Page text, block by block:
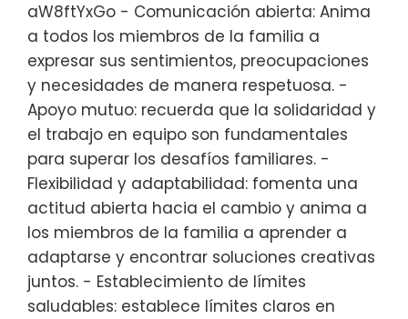
aW8ftYxGo - Comunicación abierta: Anima
a todos los miembros de la familia a
expresar sus sentimientos, preocupaciones
y necesidades de manera respetuosa. -
Apoyo mutuo: recuerda que la solidaridad y
el trabajo en equipo son fundamentales
para superar los desafíos familiares. -
Flexibilidad y adaptabilidad: fomenta una
actitud abierta hacia el cambio y anima a
los miembros de la familia a aprender a
adaptarse y encontrar soluciones creativas
juntos. - Establecimiento de límites
saludables: establece límites claros en